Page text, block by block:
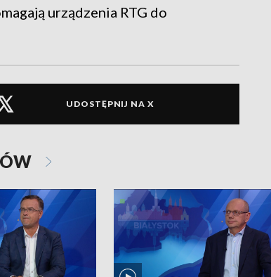
urządzenia RTG do
UDOSTĘPNIJ NA X